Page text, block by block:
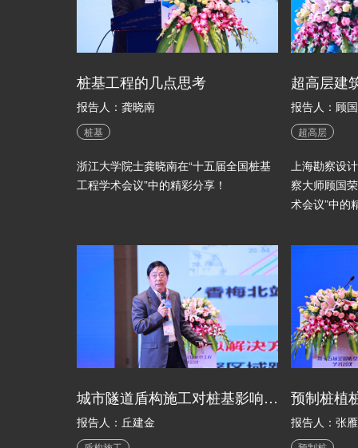
桩基工程的几点思考
报告人：龚晓南
桩基
浙江大学院士龚晓南在“十五届全国桩基
工程学术会议”中的精彩分享！
报告人：顾
超高层
上海勘察设
察大师顾国
术会议”中的
城市隧道盾构施工对桩基影响与托换技术
报告人：丘建金
预制桩植
报告人：张雁